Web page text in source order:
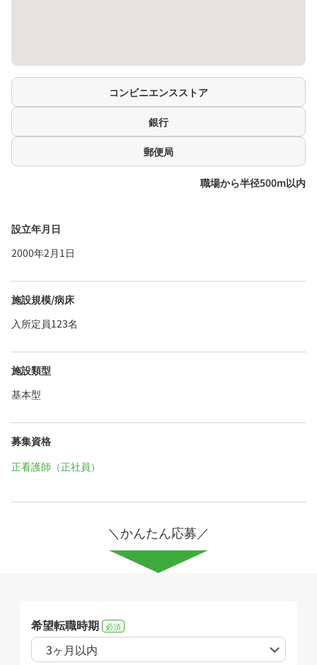
コンビニエンスストア
銀行
郵便局
職場から半径500m以内
設立年月日
2000年2月1日
施設規模/病床
入所定員123名
施設類型
基本型
募集資格
正看護師（正社員）
＼かんたん応募／
希望転職時期 必須